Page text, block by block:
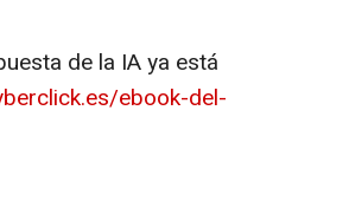
de la IAya está
ebook-del-